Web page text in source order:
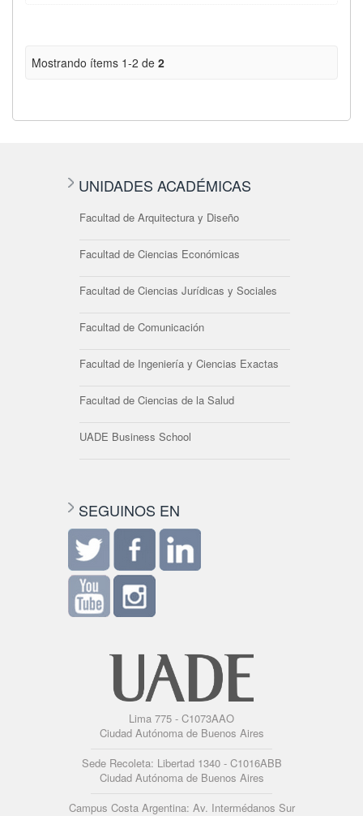
Mostrando ítems 1-2 de 2
UNIDADES ACADÉMICAS
Facultad de Arquitectura y Diseño
Facultad de Ciencias Económicas
Facultad de Ciencias Jurídicas y Sociales
Facultad de Comunicación
Facultad de Ingeniería y Ciencias Exactas
Facultad de Ciencias de la Salud
UADE Business School
SEGUINOS EN
Lima 775 - C1073AAO
Ciudad Autónoma de Buenos Aires
Sede Recoleta: Libertad 1340 - C1016ABB
Ciudad Autónoma de Buenos Aires
Campus Costa Argentina: Av. Intermédanos Sur